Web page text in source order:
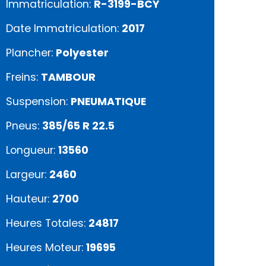
Immatriculation: R-3199-BCY
Date Immatriculation: 2017
Plancher: Polyester
Freins: TAMBOUR
Suspension: PNEUMATIQUE
Pneus: 385/65 R 22.5
Longueur: 13560
Largeur: 2460
Hauteur: 2700
Heures Totales: 24817
Heures Moteur: 19695